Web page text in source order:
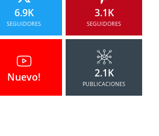
6.9K
SEGUIDORES
3.1K
SEGUIDORES
Nuevo! 2.1K
PUBLICACIONES